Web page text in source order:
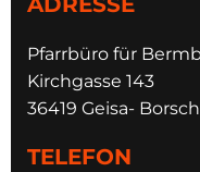
Pfarrbüro für
Kirchgasse 143
36419 Geisa- Borsch
TELEFON